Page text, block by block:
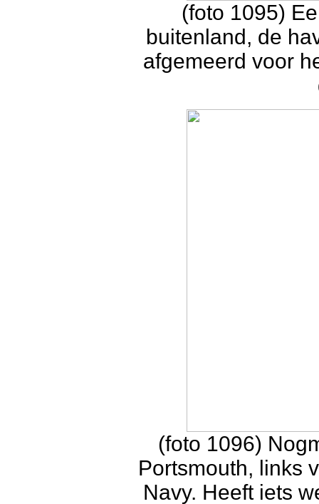
(foto 1095)
buitenland, de
afgemeerd voor
(foto 1096)
Portsmouth, links
Navy. Heeft iets